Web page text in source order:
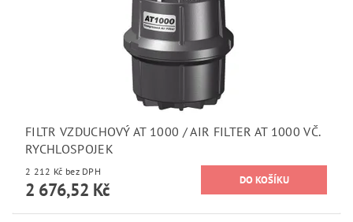
FILTR VZDUCHOVÝ AT 1000 / AIR FILTER AT 1000 VČ.
RYCHLOSPOJEK
2 212 Kč bez DPH
2 676,52 Kč